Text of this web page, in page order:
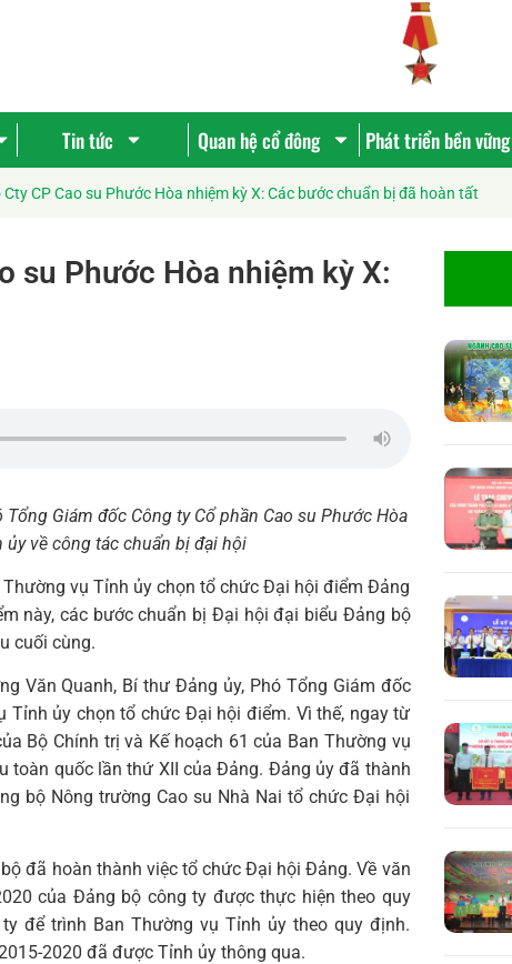
Tin tức Quan hệ cổ đông Phát triển bền vững
CP Cao su Phước Hòa nhiệm kỳ X: Các bước chuẩn bị đã hoàn tất
su Phước Hòa nhiệm kỳ X:
Giám đốc Công ty Cổ phần Cao su Phước Hòa
về công tác chuẩn bị đại hội
vụ Tỉnh ủy chọn tổ chức Đại hội điểm Đảng
này, các bước chuẩn bị Đại hội đại biểu Đảng bộ
cuối cùng.
Văn Quanh, Bí thư Đảng ủy, Phó Tổng Giám đốc
ủy chọn tổ chức Đại hội điểm. Vì thế, ngay từ
Bộ Chính trị và Kế hoạch 61 của Ban Thường vụ
quốc lần thứ XII của Đảng. Đảng ủy đã thành
bộ Nông trường Cao su Nhà Nai tổ chức Đại hội
đã hoàn thành việc tổ chức Đại hội Đảng. Về văn
của Đảng bộ công ty được thực hiện theo quy
để trình Ban Thường vụ Tỉnh ủy theo quy định.
2020 đã được Tỉnh ủy thông qua.
Tìm
kiếm...